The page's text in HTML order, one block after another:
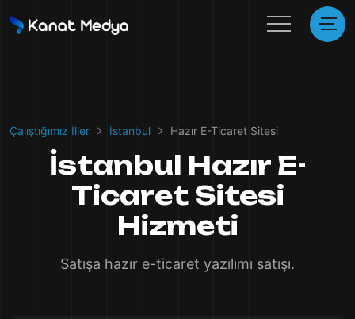
Çalıştığımız İller İstanbul Hazır E-Ticaret Sitesi
İstanbul Hazır E-
Ticaret Sitesi
Hizmeti
Satışa hazır e-ticaret yazılımı satışı.